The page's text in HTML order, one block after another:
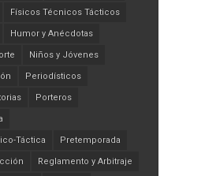
Físicos Técnicos Tácticos
Humor y Anécdotas
Niños y Jóvenes
Periodísticos
Porteros
Táctica Pretemporada
Reglamento y Arbitraje